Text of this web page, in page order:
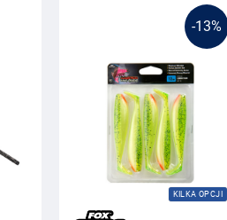
-13%
KILKA OPCJI